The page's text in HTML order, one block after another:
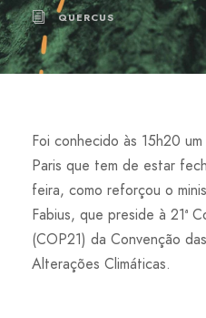
QUERCUS
Foi conhecido às 15h20
Paris que tem de estar
feira, como reforçou o
Fabius, que preside à 21ª
(COP21) da Convenção
Alterações Climáticas.